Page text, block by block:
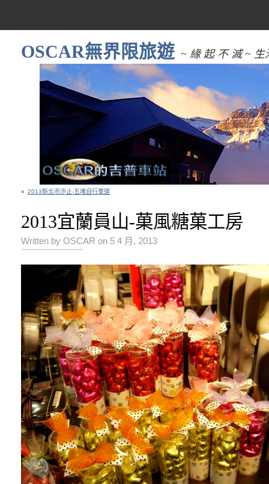
OSCAR無界限旅遊 ~ 緣 起 不 滅 ~ 生
« 2013新北市汐止-五堵自行車道
2013宜蘭員山-菓風糖菓工房
Written by OSCAR on 5 4 月, 2013